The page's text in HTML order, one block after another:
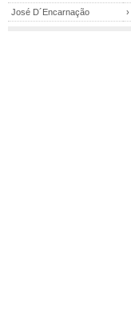
José D´Encarnação
›